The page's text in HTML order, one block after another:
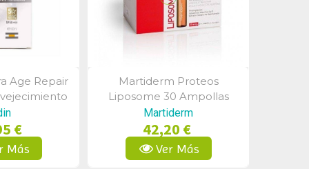
Age Repair
50ml
€
Más
Vista Rápida
Martiderm Proteos
Liposome 30 Ampollas
Martiderm
42,20 €
Ver Más